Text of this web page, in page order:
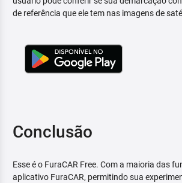
de referência que ele tem nas imagens de
Conclusão
Esse é o FuraCAR Free. Com a maioria das
aplicativo FuraCAR, permitindo sua